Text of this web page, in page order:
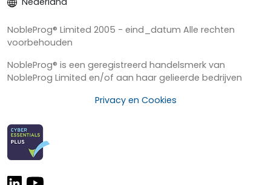
NobleProg® Limited 2005 - eind_datum Alle rechten
voorbehouden
NobleProg® is een geregistreerd handelsmerk van
NobleProg Limited en/of aan haar gelieerde bedrijven
Privacy en Cookies